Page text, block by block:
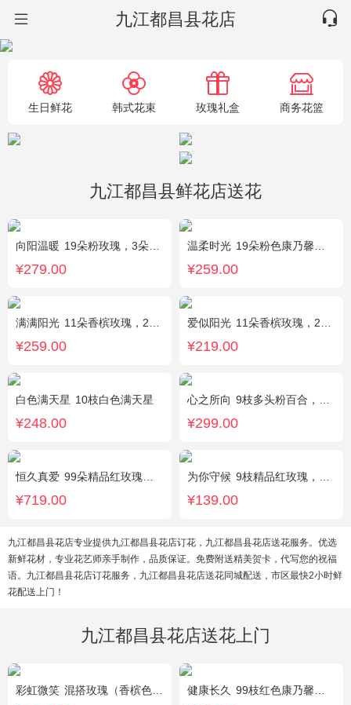
九江都昌县花店
生日鲜花 韩式花束 玫瑰礼盒 商务花篮
九江都昌县鲜花店送花
向阳温暖 19朵粉玫瑰，3朵向日葵，绿叶搭配
¥279.00
温柔时光 19朵粉色康乃馨，2支多头粉百合，黄莺搭配
¥259.00
满满阳光 11朵香槟玫瑰，2朵向日葵，1个蓝色绣球，配花、桔梗、绿叶搭配
¥259.00
爱似阳光 11朵香槟玫瑰，2朵向日葵，桔梗、配花、绿叶搭配
¥219.00
白色满天星 10枝白色满天星
¥248.00
心之所向 9枝多头粉百合，桔梗，尤加利搭配
¥299.00
恒久真爱 99朵精品红玫瑰，粉色相思梅丰满围边，搭配皇冠、黑色缎带装饰
¥719.00
为你守候 9枝精品红玫瑰，满天星、黄莺点缀，加可爱小熊1只。(小熊以实物为准)
¥139.00
九江都昌县花店专业提供九江都昌县花店订花，九江都昌县花店送花服务。优选
新鲜花材，专业花艺师亲手制作，品质保证。免费附送精美贺卡，代写您的祝福
语。九江都昌县花店订花服务，九江都昌县花店送花同城配送，市区最快2小时鲜
花配送上门！
九江都昌县花店送花上门
彩虹微笑 混搭玫瑰（香槟色，紫色，白色，戴安娜粉色）共52朵，相思梅、桔梗配花 健康长久 99枝红色康乃馨，满天星丰满围绕。